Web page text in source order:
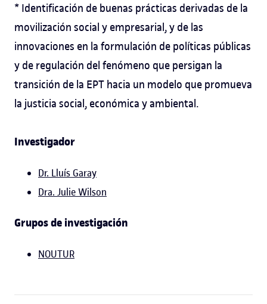
* Identificación de buenas prácticas derivadas de la
movilización social y empresarial, y de las
innovaciones en la formulación de políticas públicas
y de regulación del fenómeno que persigan la
transición de la EPT hacia un modelo que promueva
la justicia social, económica y ambiental.
Investigador
Dr. Lluís Garay
Dra. Julie Wilson
Grupos de investigación
NOUTUR